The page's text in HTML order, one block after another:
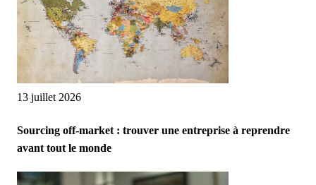
13 juillet 2026
Sourcing off-market : trouver une entreprise à reprendre
avant tout le monde